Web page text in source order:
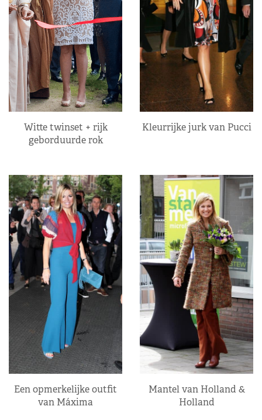
Witte twinset + rijk
geborduurde rok
Kleurrijke jurk van Pucci
Een opmerkelijke outfit
van Máxima
Mantel van Holland &
Holland